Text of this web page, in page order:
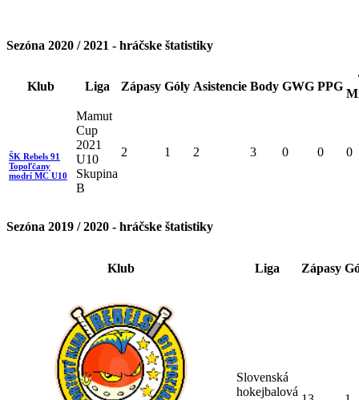
Sezóna 2020 / 2021 - hráčske štatistiky
Klub Liga Zápasy Góly Asistencie Body GWG PPG
ŠK Rebels 91
Topoľčany
modrí MC U10
Mamut
Cup
2021
U10
Skupina
B
2 1 2 3 0 0 0
Sezóna 2019 / 2020 - hráčske štatistiky
Klub Liga Zápasy
Slovenská
hokejbalová